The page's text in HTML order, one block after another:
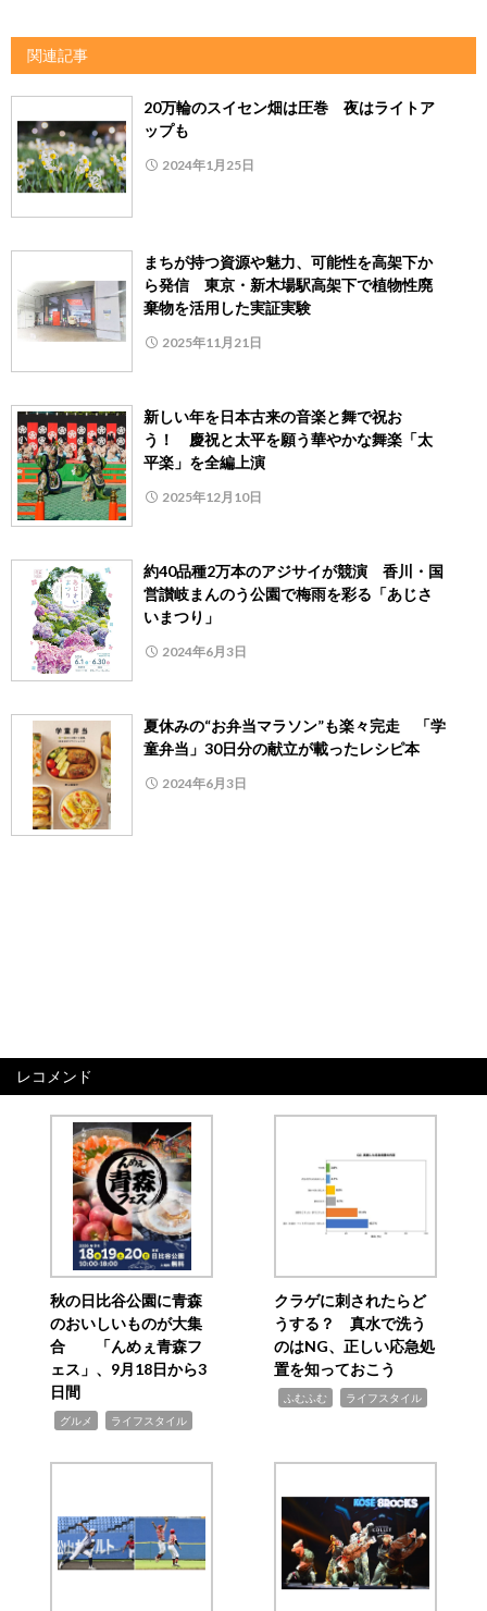
関連記事
20万輪のスイセン畑は圧巻 夜はライトア
ップも
2024年1月25日
まちが持つ資源や魅力、可能性を高架下か
ら発信 東京・新木場駅高架下で植物性廃
棄物を活用した実証実験
2025年11月21日
新しい年を日本古来の音楽と舞で祝お
う！ 慶祝と太平を願う華やかな舞楽「太
平楽」を全編上演
2025年12月10日
約40品種2万本のアジサイが競演 香川・国
営讃岐まんのう公園で梅雨を彩る「あじさ
いまつり」
2024年6月3日
夏休みの“お弁当マラソン”も楽々完走 「学
童弁当」30日分の献立が載ったレシピ本
2024年6月3日
レコメンド
秋の日比谷公園に青森
のおいしいものが大集
合 「んめぇ青森フ
ェス」、9月18日から3
日間
グルメ ライフスタイル
クラゲに刺されたらど
うする？ 真水で洗う
のはNG、正しい応急処
置を知っておこう
ふむふむ ライフスタイル